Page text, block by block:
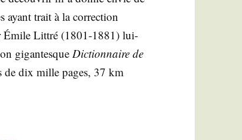
ayant trait à la cor­rec­tion
Émile Lit­tré (1801-1881) lui-
gigan­tesqueDic­tion­naire de
de dix mille pages, 37 km